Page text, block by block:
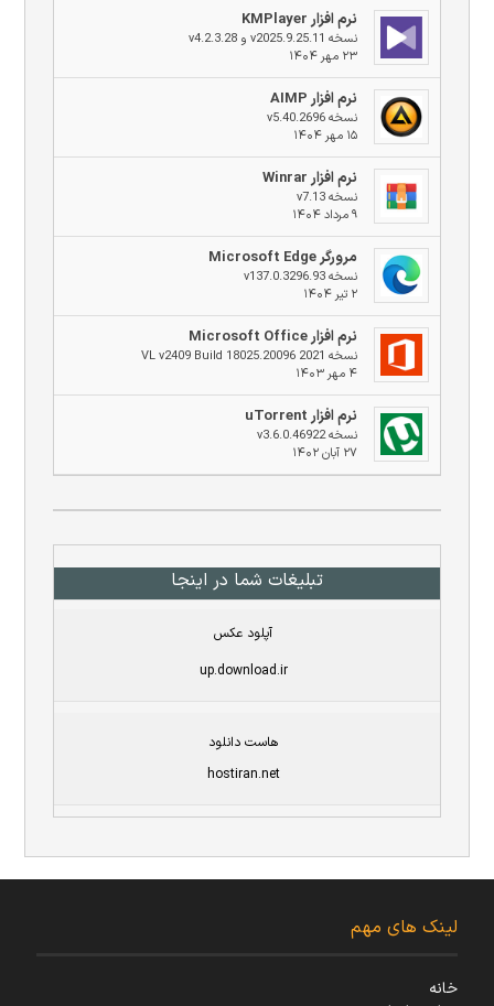
نرم افزار KMPlayer
نسخه v2025.9.25.11 و v4.2.3.28
۲۳ مهر ۱۴۰۴
نرم افزار AIMP
نسخه v5.40.2696
۱۵ مهر ۱۴۰۴
نرم افزار Winrar
نسخه v7.13
۹ مرداد ۱۴۰۴
مرورگر Microsoft Edge
نسخه v137.0.3296.93
۲ تیر ۱۴۰۴
نرم افزار Microsoft Office
نسخه 2021 VL v2409 Build 18025.20096
۴ مهر ۱۴۰۳
نرم افزار uTorrent
نسخه v3.6.0.46922
۲۷ آبان ۱۴۰۲
تبلیغات شما در اینجا
آپلود عکس
up.download.ir
هاست دانلود
hostiran.net
لینک های مهم
خانه